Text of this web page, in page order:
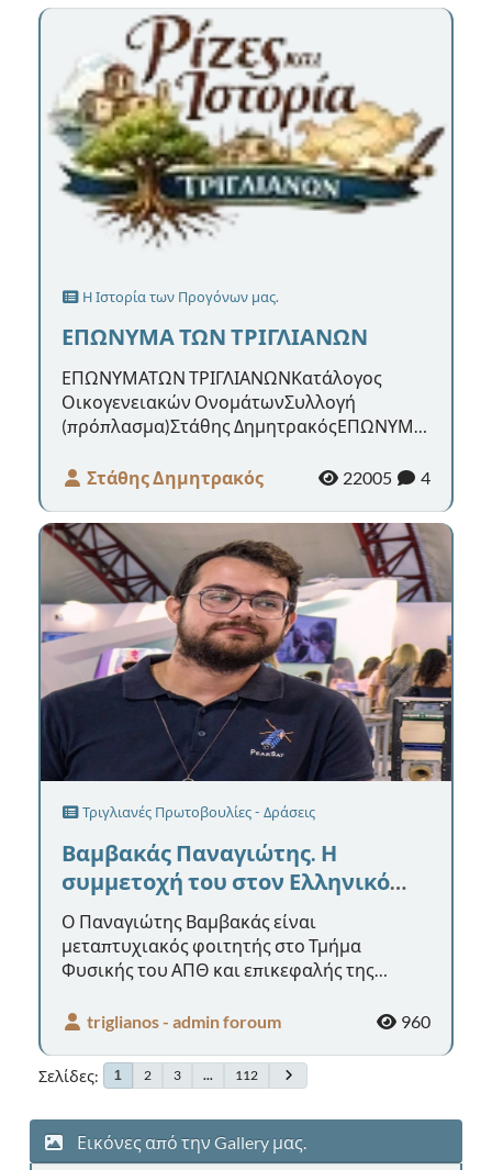
Η Ιστορία των Προγόνων μας.
ΕΠΩΝΥΜΑ ΤΩΝ ΤΡΙΓΛΙΑΝΩΝ
ΕΠΩΝΥΜΑΤΩΝ ΤΡΙΓΛΙΑΝΩΝΚατάλογος
Οικογενειακών ΟνομάτωνΣυλλογή
(πρόπλασμα)Στάθης ΔημητρακόςΕΠΩΝΥΜΑ
Ιστορία1. Γράψτε α...
Στάθης Δημητρακός 22005 4
Τριγλιανές Πρωτοβουλίες - Δράσεις
Βαμβακάς Παναγιώτης. Η
συμμετοχή του στον Ελληνικό
νανοδορυφόρο PeakSat.
Ο Παναγιώτης Βαμβακάς είναι
μεταπτυχιακός φοιτητής στο Τμήμα
Φυσικής του ΑΠΘ και επικεφαλής της
ομάδα το 202...
triglianos - admin foroum 960
Σελίδες 1 2 3 ... 112
Εικόνες από την Gallery μας.